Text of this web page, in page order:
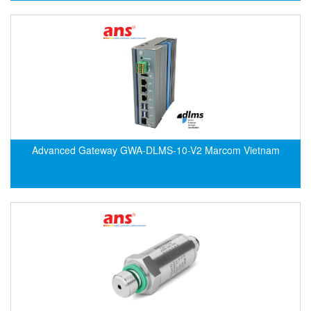
ECKERLE
Eilersen Vietnam
Elands Cable Vietnam
Elap Vietnam
Electronic Design System S.R.L Vietnam
Electronics Inc. Viet Nam
Advanced Gateway GWA-DLMS-10-V2 Marcom Vietnam